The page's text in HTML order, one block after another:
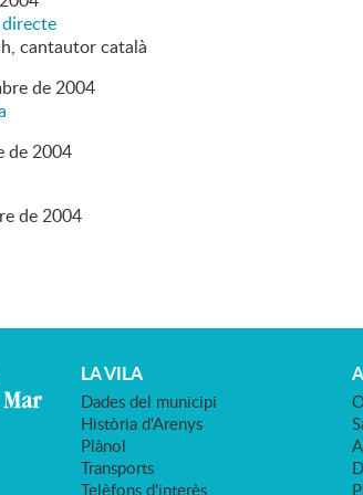
cantautor català
de2004
de2004
de2004
LA VILA
Dades del municipi
Història d'Arenys
Plànol
Transports
Telèfons d'interès